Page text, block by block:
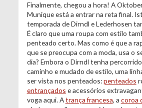
Finalmente, chegou a hora! A
Munique está a entrar na reta final.
temporada de Dirndl e Lederhosen
É claro que uma roupa com estilo
penteado certo. Mas como é que a
que se preocupa com a moda, usa o
dia? Embora o Dirndl tenha
caminho e mudado de estilo, uma
ser vista nos penteados:penteados
entrançados e acessórios
voga aqui. Atrança francesa, a coroa